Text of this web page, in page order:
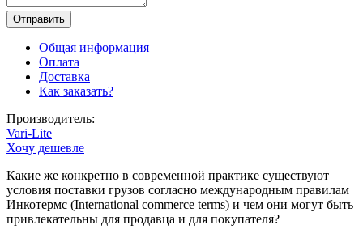
Общая информация
Оплата
Доставка
Как заказать?
Производитель:
Vari-Lite
Хочу дешевле
Какие же конкретно в современной практике существуют
условия поставки грузов согласно международным правилам
Инкотермс (International commerce terms) и чем они могут быть
привлекательны для продавца и для покупателя?